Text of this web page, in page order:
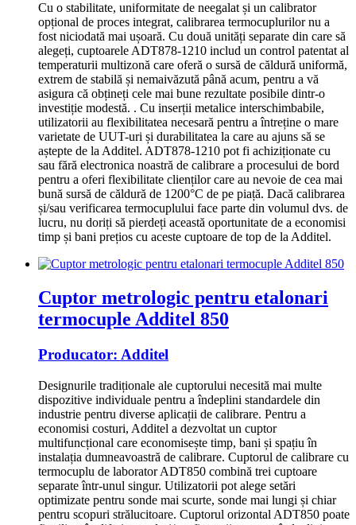
Cu o stabilitate, uniformitate de neegalat și un calibrator
opțional de proces integrat, calibrarea termocuplurilor nu a
fost niciodată mai ușoară. Cu două unități separate din care să
alegeți, cuptoarele ADT878-1210 includ un control patentat al
temperaturii multizonă care oferă o sursă de căldură uniformă,
extrem de stabilă și nemaivăzută până acum, pentru a vă
asigura că obțineți cele mai bune rezultate posibile dintr-o
investiție modestă. . Cu inserții metalice interschimbabile,
utilizatorii au flexibilitatea necesară pentru a întreține o mare
varietate de UUT-uri și durabilitatea la care au ajuns să se
aștepte de la Additel. ADT878-1210 pot fi achiziționate cu
sau fără electronica noastră de calibrare a procesului de bord
pentru a oferi flexibilitate clienților care au nevoie de cea mai
bună sursă de căldură de 1200°C de pe piață. Dacă calibrarea
și/sau verificarea termocuplului face parte din volumul dvs. de
lucru, nu doriți să pierdeți această oportunitate de a economisi
timp și bani prețios cu aceste cuptoare de top de la Additel.
Cuptor metrologic pentru etalonari
termocuple Additel 850
Producator: Additel
Designurile tradiționale ale cuptorului necesită mai multe
dispozitive individuale pentru a îndeplini standardele din
industrie pentru diverse aplicații de calibrare. Pentru a
economisi costuri, Additel a dezvoltat un cuptor
multifuncțional care economisește timp, bani și spațiu în
instalația dumneavoastră de calibrare. Cuptorul de calibrare cu
termocuplu de laborator ADT850 combină trei cuptoare
separate într-unul singur. Utilizatorii pot alege setări
optimizate pentru sonde mai scurte, sonde mai lungi și chiar
pentru scopuri strălucitoare. Cuptorul orizontal ADT850 poate